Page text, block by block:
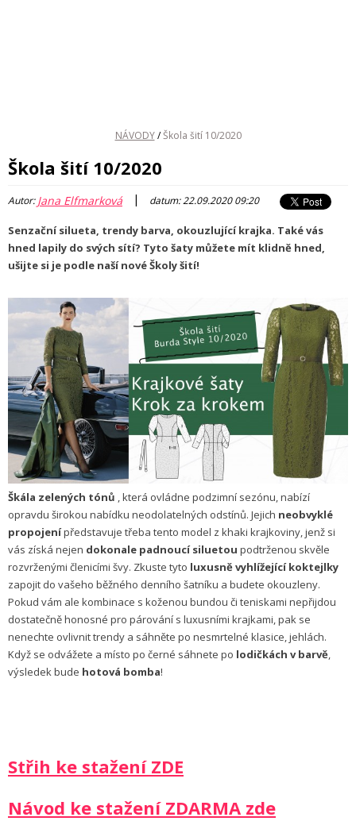
NÁVODY / Škola šití 10/2020
Škola šití 10/2020
Autor:Jana Elfmarková | datum: 22.09.2020 09:20
Senzační silueta, trendy barva, okouzlující krajka. Také vás
hned lapily do svých sítí? Tyto šaty můžete mít klidně hned,
ušijte si je podle naší nové Školy šití!
Škála zelených tónů , která ovládne podzimní sezónu, nabízí
opravdu širokou nabídku neodolatelných odstínů. Jejich neobvyklé
propojenípředstavuje třeba tento model z khaki krajkoviny, jenž si
vás získá nejen dokonale padnoucí siluetou podtrženou skvěle
rozvrženými členicími švy. Zkuste tyto luxusně vyhlížející koktejlky
zapojit do vašeho běžného denního šatníku a budete okouzleny.
Pokud vám ale kombinace s koženou bundou či teniskami nepřijdou
dostatečně honosné pro párování s luxusními krajkami, pak se
nenechte ovlivnit trendy a sáhněte po nesmrtelné klasice, jehlách.
Když se odvážete a místo po černé sáhnete po lodičkách v barvě,
výsledek bude hotová bomba!
Střih ke stažení ZDE
Návod ke stažení ZDARMA zde